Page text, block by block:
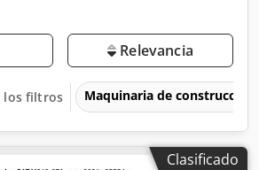
Relevancia
los filtros Maquinaria de construcción
Clasificado